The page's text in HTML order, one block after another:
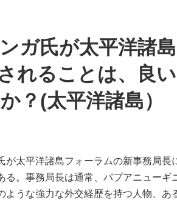
ガ氏が太平洋諸
れることは、良
？(太平洋諸島）
太平洋諸島フォーラムの新事務局
る。事務局長は通常、パプアニュー
うな強力な外交経歴を持つ人物、あ